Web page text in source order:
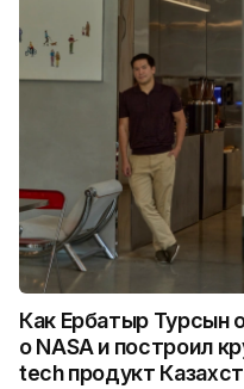
Как Ербатыр Турсын
о NASA и построил
tech продукт